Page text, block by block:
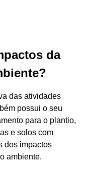
da
das atividades
possui o seu
para o plantio,
e solos com
dos impactos
ambiente.